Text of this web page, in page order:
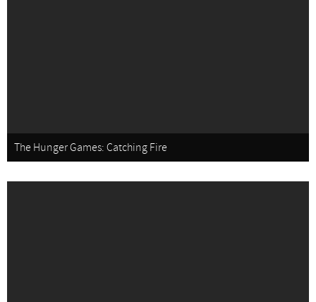
The Hunger Games: Catching Fire